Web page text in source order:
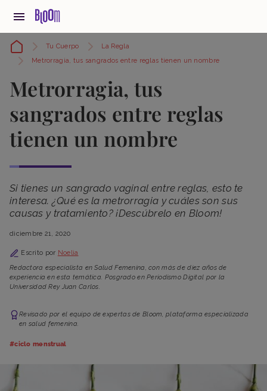
Tu Cuerpo
La Regla
Metrorragia, tus sangrados entre reglas tienen un nombre
Metrorragia, tus
sangrados entre reglas
tienen un nombre
Si tienes un sangrado vaginal entre reglas, esto te
interesa. ¿Qué es la metrorragia y cuáles son sus
causas y tratamiento? ¡Descúbrelo en Bloom!
diciembre 21, 2020
Escrito por Noelia
Redactora especialista en Salud Femenina, con más de diez años de
experiencia en esta temática. Posgrado en Periodismo Digital por la
Universidad Rey Juan Carlos.
Revisado por el equipo de expertas de Bloom, plataforma especializada
en salud femenina.
#ciclo menstrual